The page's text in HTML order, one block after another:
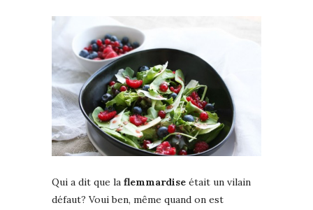
Qui a dit que la flemmardise était un vilain
défaut? Voui ben, même quand on est